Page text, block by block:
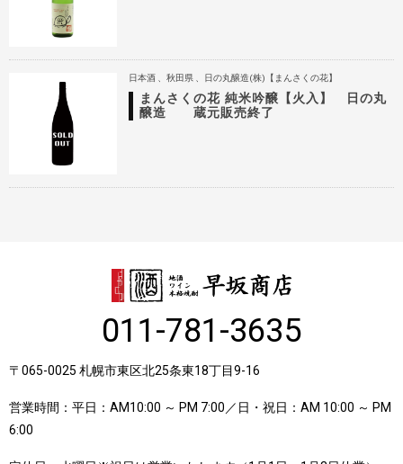
日本酒 秋田県 日の丸醸造(株)【まんさくの花】
まんさくの花 純米吟醸【火入】 日の丸
醸造 蔵元販売終了
011-781-3635
〒065-0025 札幌市東区北25条東18丁目9-16
営業時間：平日：AM10:00 ～ PM 7:00／日・祝日：AM 10:00 ～ PM
6:00